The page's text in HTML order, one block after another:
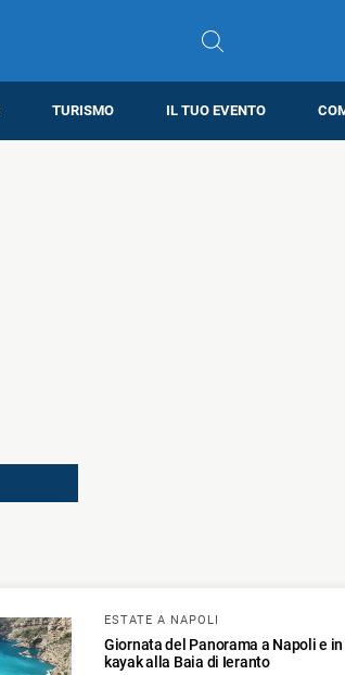
TURISMO IL TUO EVENTO
ESTATE A NAPOLI
Giornata del Panorama a Napoli e
kayak alla Baia di Ieranto